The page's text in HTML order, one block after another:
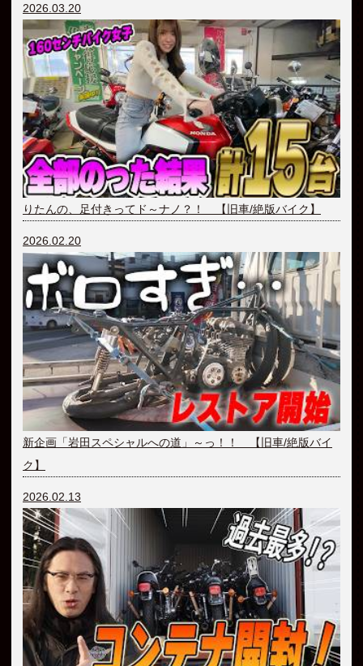
2026.03.20
りたんの、足付きってド～ナノ？！ 【旧車/絶版バイク】
2026.02.20
新企画「岩田スペシャルへの道」～っ！！ 【旧車/絶版バイ
ク】
2026.02.13